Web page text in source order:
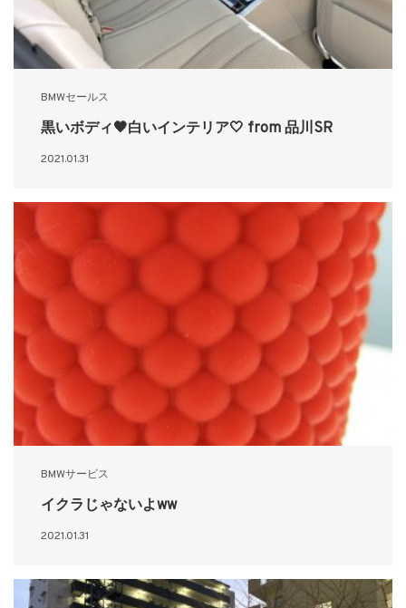
BMWセールス
黒いボディ🖤白いインテリア🤍 from 品川SR
2021.01.31
BMWサービス
イクラじゃないよww
2021.01.31